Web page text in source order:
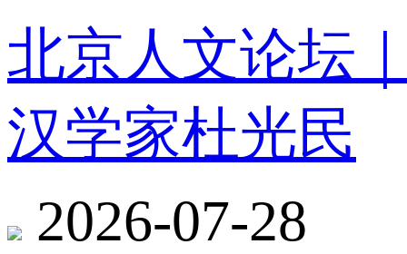
北京人文论坛
汉学家杜光民
2026-07-28